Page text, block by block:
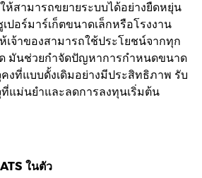
ห้สามารถขยายระบบได้อย่างยืดหยุ่น
ปอร์มาร์เก็ตขนาดเล็กหรือโรงงาน
จ้าของสามารถใช้ประโยชน์จากทุก
มันช่วยกำจัดปัญหาการกำหนดขนาด
งที่แบบดั้งเดิมอย่างมีประสิทธิภาพ รับ
แม่นยำและลดการลงทุนเริ่มต้น
ในตัว